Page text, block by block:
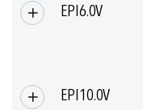
EPI6.0V
EPI10.0V